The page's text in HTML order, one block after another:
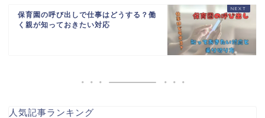
保育園の呼び出しで仕事はどうする？働
く親が知っておきたい対応
人気記事ランキング